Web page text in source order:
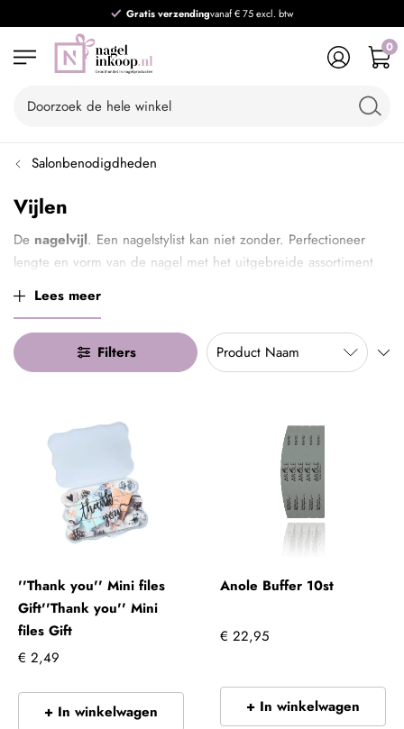
Gratis verzendingvanaf € 75 excl. btw
0
Salonbenodigdheden
Vijlen
De nagelvijl. Een nagelstylist kan niet zonder. Perfectioneer
lengte en vorm van de nagel met het uitgebreide assortiment
Lees meer
Filters
''Thank you'' Mini files
Gift''Thank you'' Mini
files Gift
€ 2,49
+ In winkelwagen
Anole Buffer 10st
€ 22,95
+ In winkelwagen